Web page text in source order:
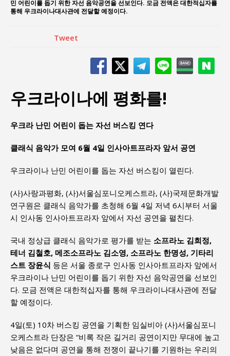
민 어린이를 돕기 위한 자선 음악공연을 선보인다. 모금 전액은 대한적십자를
통해 우크라이나대사관에 전달할 예정이다.
Tweet
우크라이나에 평화를!
우크라 난민 어린이 돕는 자선 버스킹 연다
클래식 음악가 모여 6월 4일 인사아트프라자 앞서 공연
우크라이나 난민 어린이를 돕는 자선 버스킹이 열린다.
(사)사랑과평화, (사)서울심포니오케스트라, (사)국제문화개발
연구원은 클래식 음악가를 초청해 6월 4일 저녁 6시부터 서울
시 인사동 인사아트프라자 앞에서 자선 공연을 펼친다.
국내 정상급 클래식 음악가로 평가를 받는 소프라노 김희정,
테너 김철호, 메조소프라노 김소영, 소프라노 한명성, 기타리
스트 장윤식 등은 서울 종로구 인사동 인사아트프라자 앞에서
우크라이나 난민 어린이를 돕기 위한 자선 음악공연을 선보인
다. 모금 전액은 대한적십자를 통해 우크라이나대사관에 전달
할 예정이다.
4일(토) 10차 버스킹 공연을 기획한 임실비아 (사)서울심포니
오케스트라 단장은 “비록 작은 길거리 공연이지만 무대에 높고
낮음은 없다며 공연을 통해 전쟁이 끝나기를 기원하는 우리의